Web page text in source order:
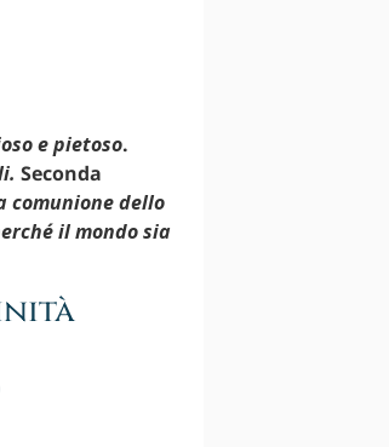
e pietoso.
Seconda
comunione dello
il mondo sia